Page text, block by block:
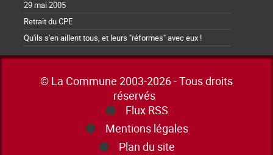
29 mai 2005
Retrait du CPE
Qu'ils s'en aillent tous, et leurs "réformes" avec eux !
© La Commune 2003-2026 - Tous droits
réservés
Flux RSS
Mentions légales
Plan du site